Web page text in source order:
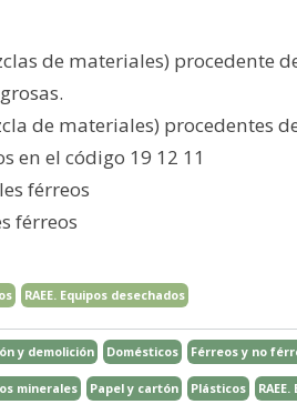
de materiales) procedente
de materiales) procedentes
en el código 19 12 11
férreos
férreos
RAEE. Equipos desechados
y demolición Domésticos Férreos y no
minerales Papel y cartón Plásticos